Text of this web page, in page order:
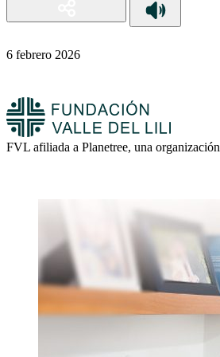
6 febrero 2026
FVL afiliada a Planetree, una